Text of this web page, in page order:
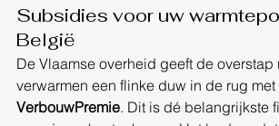
Subsidies voor uw
België
De Vlaamse overheid geeft de overstap
verwarmen een flinke duw in de rug
VerbouwPremie. Dit is dé belangrijkste